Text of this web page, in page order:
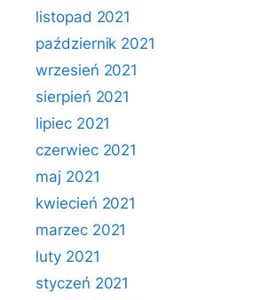
listopad 2021
październik 2021
wrzesień 2021
sierpień 2021
lipiec 2021
czerwiec 2021
maj 2021
kwiecień 2021
marzec 2021
luty 2021
styczeń 2021